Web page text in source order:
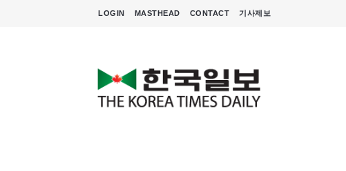
LOGIN MASTHEAD CONTACT 기사제보